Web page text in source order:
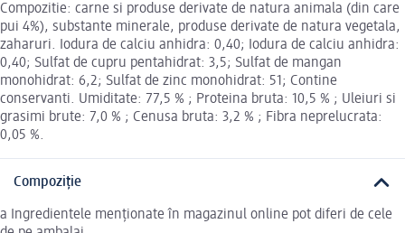
Compozitie: carne si produse derivate de natura animala (din care
pui 4%), substante minerale, produse derivate de natura vegetala,
zaharuri. Iodura de calciu anhidra: 0,40; Iodura de calciu anhidra:
0,40; Sulfat de cupru pentahidrat: 3,5; Sulfat de mangan
monohidrat: 6,2; Sulfat de zinc monohidrat: 51; Contine
conservanti. Umiditate: 77,5 % ; Proteina bruta: 10,5 % ; Uleiuri si
grasimi brute: 7,0 % ; Cenusa bruta: 3,2 % ; Fibra neprelucrata:
0,05 %.
Compoziție
a Ingredientele menționate în magazinul online pot diferi de cele